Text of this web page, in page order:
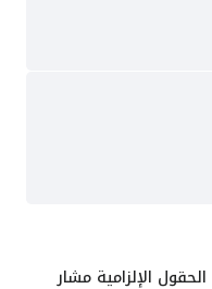
الحقول الإلزامية مشار